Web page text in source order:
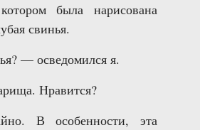
была нарисована
свинья.
— осведомился я.
Нравится?
В особенности, эта